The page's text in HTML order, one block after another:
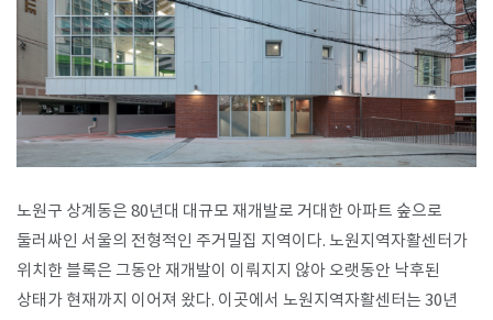
공지사항
기사문의
광고문의
Contact
노원구 상계동은 80년대 대규모 재개발로 거대한 아파트 숲으로
둘러싸인 서울의 전형적인 주거밀집 지역이다. 노원지역자활센터가
위치한 블록은 그동안 재개발이 이뤄지지 않아 오랫동안 낙후된
상태가 현재까지 이어져 왔다. 이곳에서 노원지역자활센터는 30년